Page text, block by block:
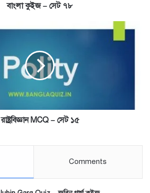
বাংলা কুইজ – সেট ৭৮
রাষ্ট্রবিজ্ঞান MCQ – সেট ১৫
Comments